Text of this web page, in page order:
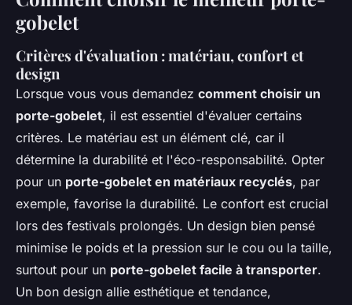
gobelet
Critères d'évaluation : matériau, confort et
design
Lorsque vous vous demandez comment choisir un
porte-gobelet, il est essentiel d'évaluer certains
critères. Le matériau est un élément clé, car il
détermine la durabilité et l'éco-responsabilité. Opter
pour un porte-gobelet en matériaux recyclés, par
exemple, favorise la durabilité. Le confort est crucial
lors des festivals prolongés. Un design bien pensé
minimise le poids et la pression sur le cou ou la taille,
surtout pour un porte-gobelet facile à transporter.
Un bon design allie esthétique et tendance,